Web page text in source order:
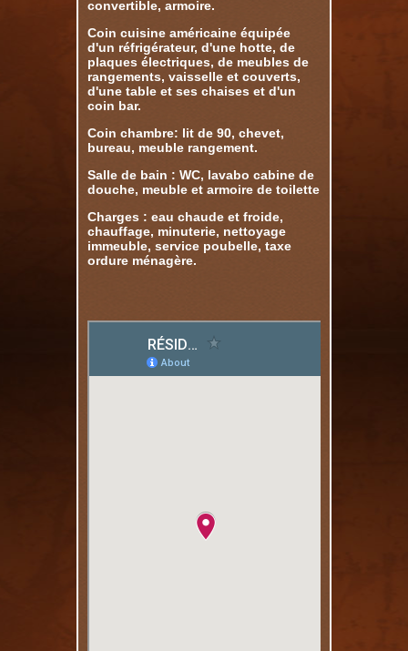
convertible, armoire.
Coin cuisine américaine équipée
d'un réfrigérateur, d'une hotte, de
plaques électriques, de meubles de
rangements, vaisselle et couverts,
d'une table et ses chaises et d'un
coin bar.
Coin chambre: lit de 90, chevet,
bureau, meuble rangement.
Salle de bain : WC, lavabo cabine de
douche, meuble et armoire de toilette
Charges : eau chaude et froide,
chauffage, minuterie, nettoyage
immeuble, service poubelle, taxe
ordure ménagère.